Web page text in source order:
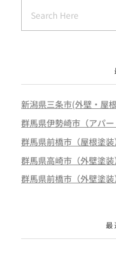
新潟県三条市(外壁・屋
群馬県伊勢崎市（アパ
群馬県前橋市（屋根塗
群馬県高崎市（外壁塗
群馬県前橋市（外壁塗装
最